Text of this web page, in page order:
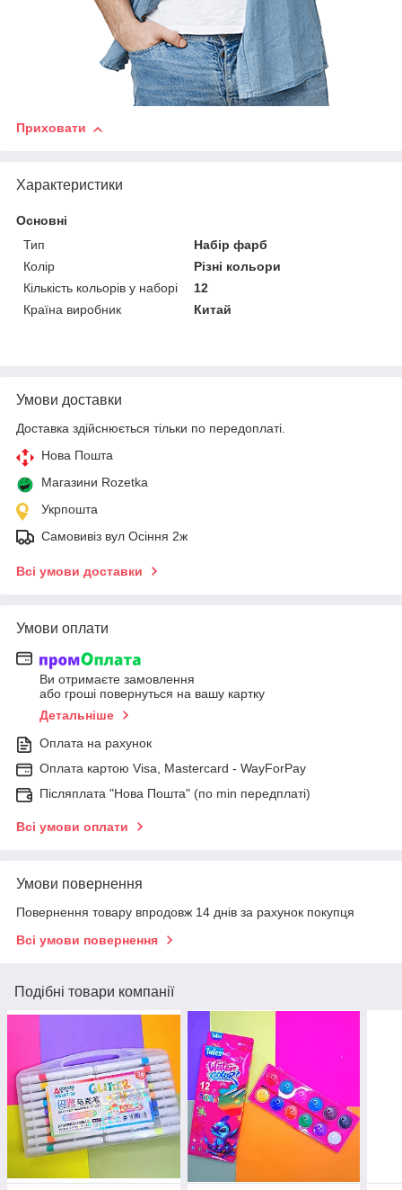
Приховати
Характеристики
Основні
Тип
Набір фарб
Колір
Різні кольори
Кількість кольорів у наборі
12
Країна виробник
Китай
Умови доставки
Доставка здійснюється тільки по передоплаті.
Нова Пошта
Магазини Rozetka
Укрпошта
Самовивіз вул Осіння 2ж
Всі умови доставки
Умови оплати
Ви отримаєте замовлення
або гроші повернуться на вашу картку
Детальніше
Оплата на рахунок
Оплата картою Visa, Mastercard - WayForPay
Післяплата "Нова Пошта" (по min передплаті)
Всі умови оплати
Умови повернення
Повернення товару впродовж 14 днів за рахунок покупця
Всі умови повернення
Подібні товари компанії